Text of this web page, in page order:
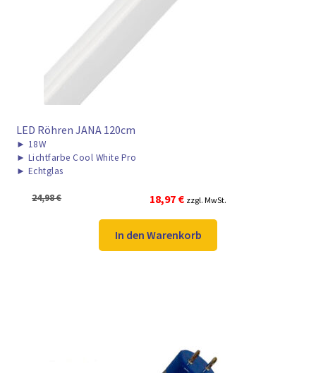
► VERSANDARTEN
LED Röhren JANA 120cm
► 18W
► Lichtfarbe Cool White Pro
► Echtglas
24,98€
Ursprünglicher
Preis
war:
24,98 €
18,97 €Aktueller
Preis
ist:
18,97 €.
zzgl. MwSt.
In den Warenkorb